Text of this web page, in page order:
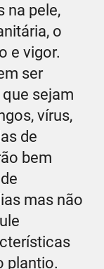
na pele,
o
e vigor.
ser
sejam
vírus,
de
bem
mas não
plantio.